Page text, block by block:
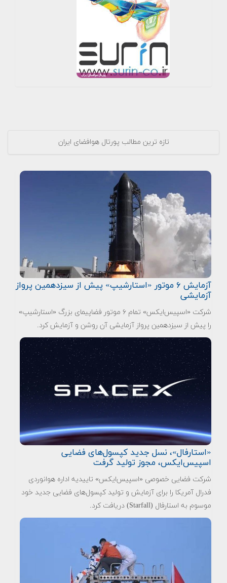
تازه ترین مطالب پورتال هوافضای ایران
آزمایش ۶ موتور «استارشیپ» پیش از سیزدهمین پرواز
آزمایشی
شرکت «اسپیس‌ایکس» تمام ۶ موتور فضاپیمای بزرگ «استارشیپ»
را پیش از سیزدهمین پرواز آزمایشی آن روشن و آزمایش کرد.
«استارفال»، نسل جدید کپسول‌های فضایی
اسپیس‌ایکس، مجوز تولید گرفت
شرکت فضایی خصوصی «اسپیس‌ایکس» تاییدیه اداره هوانوردی
فدرال آمریکا را برای آزمایش و تولید کپسول‌های فضایی جدید خود
موسوم به استارفال (Starfall) دریافت کرد.